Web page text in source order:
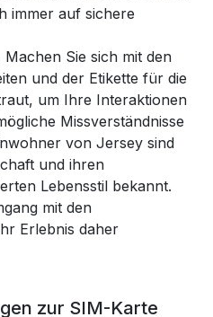
immer auf sichere
Machen Sie sich mit den
und der Etikette für die
um Ihre Interaktionen
Missverständnisse
von Jersey sind
und ihren
Lebensstil bekannt.
mit den
Erlebnis daher
zur SIM-Karte